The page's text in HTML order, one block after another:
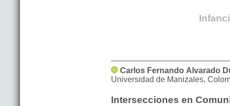
Carlos Fernando Alvarado
Universidad de Manizales,
Intersecciones en